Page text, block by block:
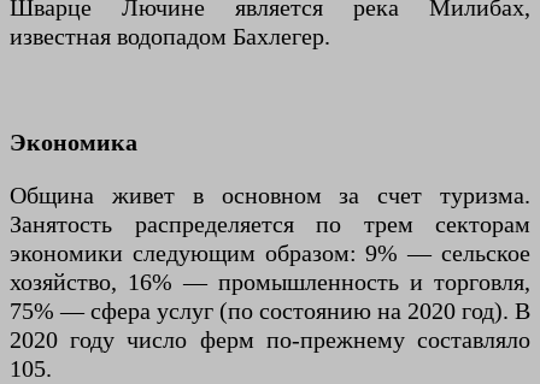
Шварце Лючине является река Милибах,
известная водопадом Бахлегер.
Экономика
Община живет в основном за счет туризма.
Занятость распределяется по трем секторам
экономики следующим образом: 9% — сельское
хозяйство, 16% — промышленность и торговля,
75% — сфера услуг (по состоянию на 2020 год). В
2020 году число ферм по-прежнему составляло
105.